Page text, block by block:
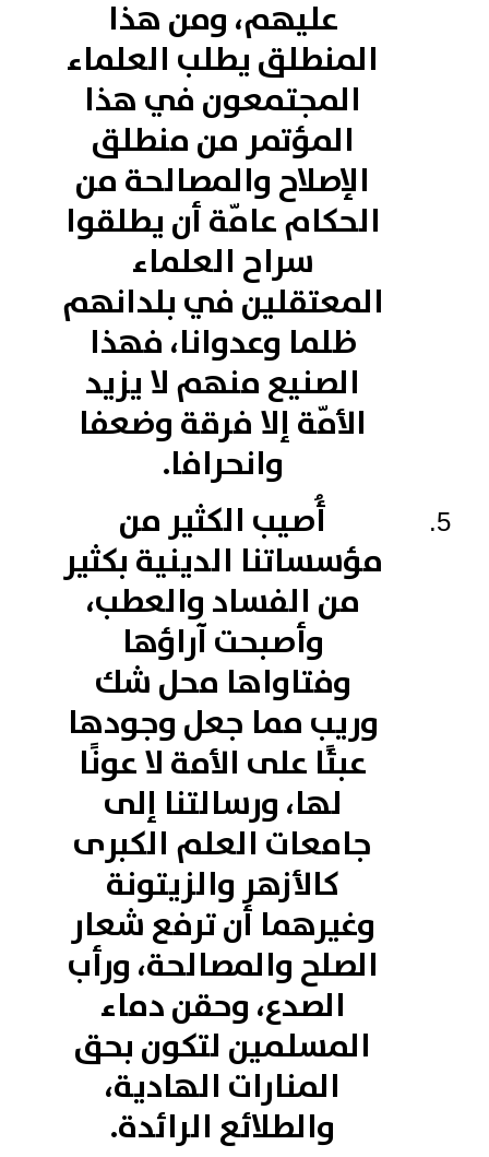
عليهم، ومن هذا
المنطلق يطلب العلماء
المجتمعون في هذا
المؤتمر من منطلق
الإصلاح والمصالحة من
الحكام عامّة أن يطلقوا
سراح العلماء
المعتقلين في بلدانهم
ظلما وعدوانا، فهذا
الصنيع منهم لا يزيد
الأمّة إلا فرقة وضعفا
وانحرافا.
أُصيب الكثير من
مؤسساتنا الدينية بكثير
من الفساد والعطب،
وأصبحت آراؤها
وفتاواها محل شك
وريب مما جعل وجودها
عبئًا على الأمة لا عونًا
لها، ورسالتنا إلى
جامعات العلم الكبرى
كالأزهر والزيتونة
وغيرهما أن ترفع شعار
الصلح والمصالحة، ورأب
الصدع، وحقن دماء
المسلمين لتكون بحق
المنارات الهادية،
والطلائع الرائدة.